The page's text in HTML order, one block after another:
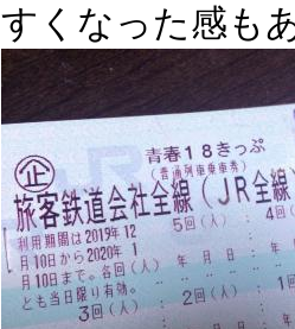
すくなった感も